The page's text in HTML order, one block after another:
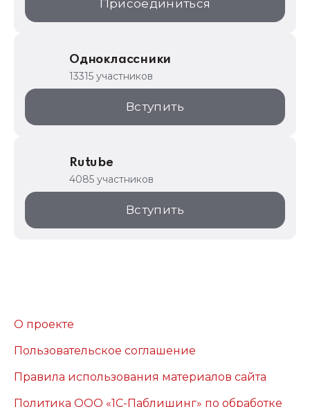
Присоединиться
Одноклассники
13315 участников
Вступить
Rutube
4085 участников
Вступить
О проекте
Пользовательское соглашение
Правила использования материалов сайта
Политика ООО «1С-Паблишинг» по обработке